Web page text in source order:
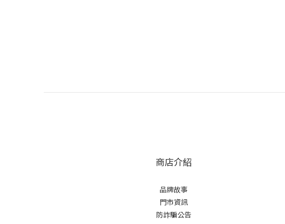
商店介紹
品牌故事
門市資訊
防詐騙公告